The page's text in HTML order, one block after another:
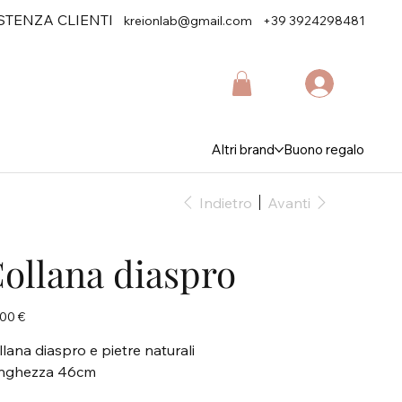
CLIENTI kreionlab@gmail.com +39 3924298481
Altri brand Buono regalo
Indietro Avanti
diaspro
€
diaspro e pietre naturali
46cm